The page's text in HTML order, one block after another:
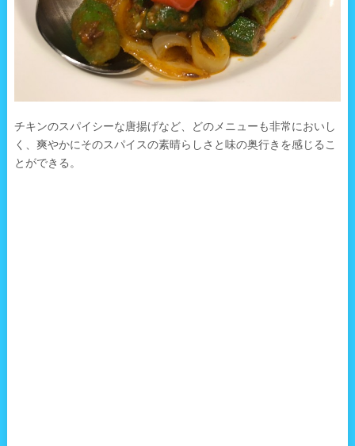
チキンのスパイシーな唐揚げなど、どのメニューも非常においし
く、爽やかにそのスパイスの素晴らしさと味の奥行きを感じるこ
とができる。